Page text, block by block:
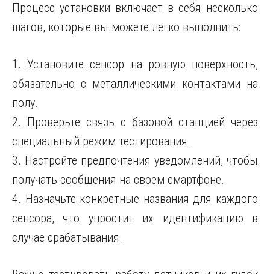
Процесс установки включает в себя несколько
шагов, которые вы можете легко выполнить:
1. Установите сенсор на ровную поверхность,
обязательно с металлическими контактами на
полу.
2. Проверьте связь с базовой станцией через
специальный режим тестирования.
3. Настройте предпочтения уведомлений, чтобы
получать сообщения на своем смартфоне.
4. Назначьте конкретные названия для каждого
сенсора, что упростит их идентификацию в
случае срабатывания.